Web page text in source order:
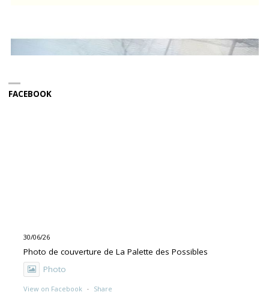
FACEBOOK
30/06/26
Photo de couverture de La Palette des Possibles
Photo
View on Facebook · Share